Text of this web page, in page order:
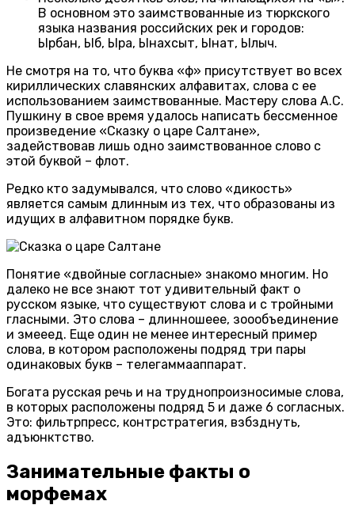
В основном это заимствованные из тюркского
языка названия российских рек и городов:
Ырбан, Ыб, Ыра, Ынахсыт, Ынат, Ылыч.
Не смотря на то, что буква «ф» присутствует во всех
кириллических славянских алфавитах, слова с ее
использованием заимствованные. Мастеру слова А.С.
Пушкину в свое время удалось написать бессменное
произведение «Сказку о царе Салтане»,
задействовав лишь одно заимствованное слово с
этой буквой – флот.
Редко кто задумывался, что слово «дикость»
является самым длинным из тех, что образованы из
идущих в алфавитном порядке букв.
Понятие «двойные согласные» знакомо многим. Но
далеко не все знают тот удивительный факт о
русском языке, что существуют слова и с тройными
гласными. Это слова – длинношеее, зоообъединение
и змееед. Еще один не менее интересный пример
слова, в котором расположены подряд три пары
одинаковых букв – телегаммааппарат.
Богата русская речь и на труднопроизносимые слова,
в которых расположены подряд 5 и даже 6 согласных.
Это: фильтрпресс, контрстратегия, взбзднуть,
адъюнктство.
Занимательные факты о
морфемах